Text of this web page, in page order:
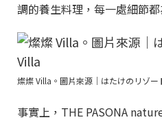
調的養生料理，每一處細節
燦燦 Villa。圖片來源｜はたけのリゾー
事實上，THE PASONA